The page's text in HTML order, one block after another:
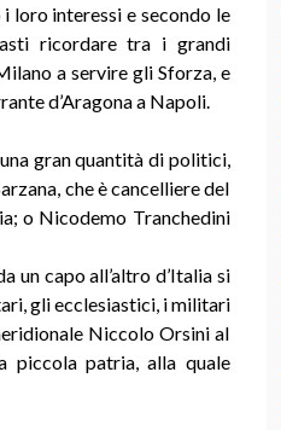
i loro interessi e secondo le
ricordare tra i grandi
a servire gli Sforza, e
d’Aragona a Napoli.
gran quantità di politici,
che è cancelliere del
o Nicodemo Tranchedini
capo all’altro d’Italia si
gli ecclesiastici, i militari
Niccolo Orsini al
piccola patria, alla quale